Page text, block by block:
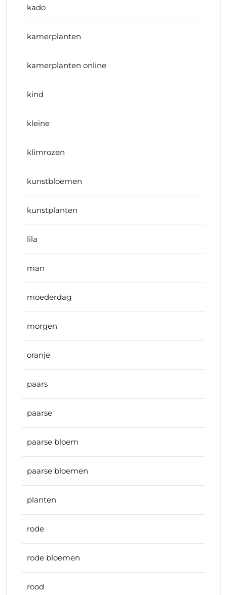
kado
kamerplanten
kamerplanten online
kind
kleine
klimrozen
kunstbloemen
kunstplanten
lila
man
moederdag
morgen
oranje
paars
paarse
paarse bloem
paarse bloemen
planten
rode
rode bloemen
rood